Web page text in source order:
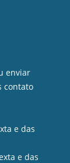
enviar
contato
e das
e das